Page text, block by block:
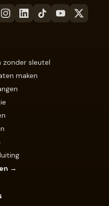
zonder sleutel
maken
→